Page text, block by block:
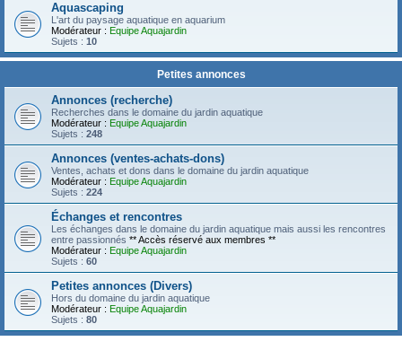
Aquascaping
L'art du paysage aquatique en aquarium
Modérateur : Equipe Aquajardin
Sujets : 10
Petites annonces
Annonces (recherche)
Recherches dans le domaine du jardin aquatique
Modérateur : Equipe Aquajardin
Sujets : 248
Annonces (ventes-achats-dons)
Ventes, achats et dons dans le domaine du jardin aquatique
Modérateur : Equipe Aquajardin
Sujets : 224
Échanges et rencontres
Les échanges dans le domaine du jardin aquatique mais aussi les rencontres
entre passionnés ** Accès réservé aux membres **
Modérateur : Equipe Aquajardin
Sujets : 60
Petites annonces (Divers)
Hors du domaine du jardin aquatique
Modérateur : Equipe Aquajardin
Sujets : 80